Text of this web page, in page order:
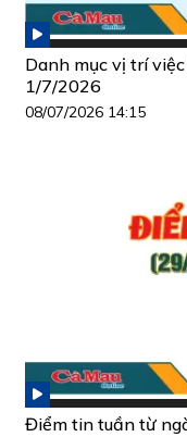
Danh mục vị trí
1/7/2026
08/07/2026 14:15
Điểm tin tuần từ